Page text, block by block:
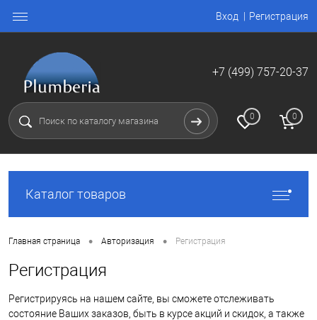
Вход Регистрация
+7 (499) 757-20-37
0 0
Каталог товаров
Главная страница • Авторизация • Регистрация
Регистрация
Регистрируясь на нашем сайте, вы сможете отслеживать
состояние Ваших заказов, быть в курсе акций и скидок, а также